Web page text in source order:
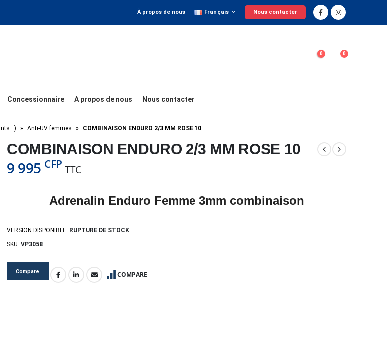
À propos de nous Français Nous contacter
0 0
Concessionnaire A propos de nous Nous contacter
» Anti-UV femmes » COMBINAISON ENDURO 2/3 MM ROSE 10
COMBINAISON ENDURO 2/3 MM ROSE 10
9 995 CFP TTC
Adrenalin Enduro Femme 3mm combinaison
VERSION DISPONIBLE: RUPTURE DE STOCK
SKU: VP3058
Compare COMPARE